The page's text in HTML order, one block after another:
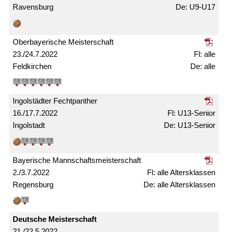
Ravensburg U9-U17
23./24.7.2022
Ober­bayerische Meister­schaft
Feldkirchen
alle
alle
16./17.7.2022
Ingolstädter Fechtpanther
Ingolstadt
U13-Senior
U13-Senior
2./3.7.2022
Bayerische Mann­schafts­meister­schaft
Regensburg
alle Alters­klassen
alle Alters­klassen
Deutsche Meister­schaft